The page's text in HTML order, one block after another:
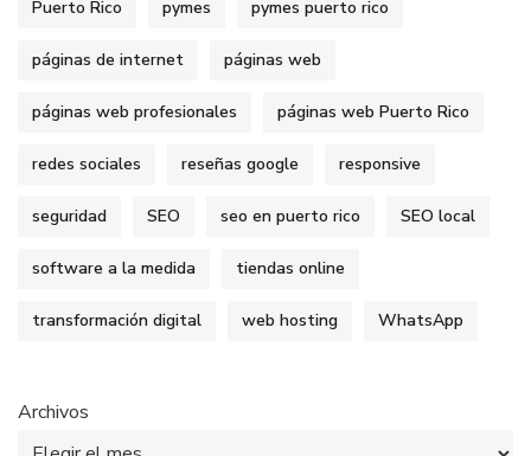
Puerto Rico pymes pymes puerto rico
páginas de internet páginas web
páginas web profesionales páginas web Puerto Rico
redes sociales reseñas google responsive
seguridad SEO seo en puerto rico SEO local
software a la medida tiendas online
transformación digital web hosting WhatsApp
Archivos